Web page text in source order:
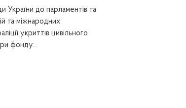
України до парламентів та
та міжнародних
укриттів цивільного
фонду...